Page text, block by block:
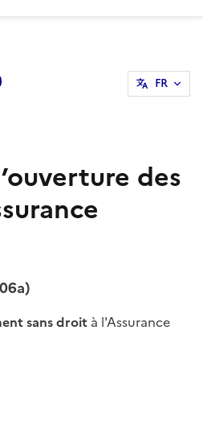
FR
des
sans droit à l'Assurance